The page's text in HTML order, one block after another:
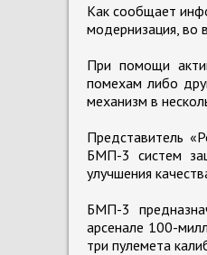
Как сообщает
модернизация, во
При помощи
помехам либо
механизм в
Представитель
БМП-3 систем
улучшения
БМП-3
арсенале 100-
три пулемета